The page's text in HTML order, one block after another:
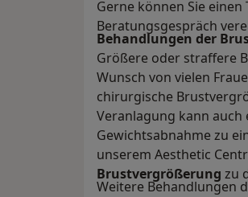
Gerne können Sie
Beratungsgespräch
Behandlungen der
Größere oder straffere
Wunsch von vielen
chirurgische
Veranlagung kann
Gewichtsabnahme zu
unserem Aesthetic
Brustvergrößerung zu
Weitere Behandlungen